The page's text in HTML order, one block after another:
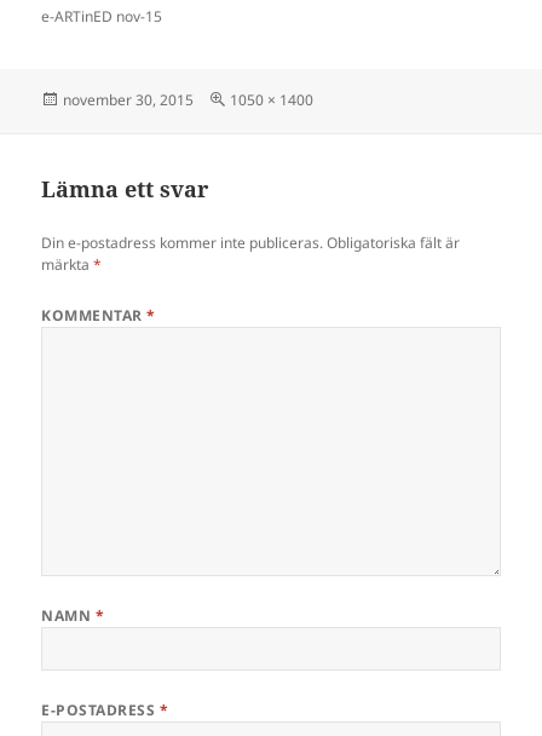
e-ARTinED nov-15
Postat
november 30, 2015
Full
1050 × 1400
Lämna ett svar
Din e-postadress kommer inte publiceras. Obligatoriska fält är
märkta*
KOMMENTAR*
NAMN *
E-POSTADRESS *